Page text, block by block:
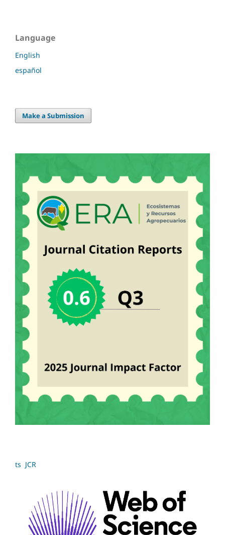
Language
English
español
Make a Submission
ts JCR